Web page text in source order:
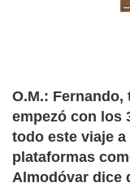
O.M.:
empezó con los
todo este viaje
plataformas
Almodóvar dice